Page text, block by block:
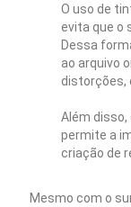
O uso de
evita que o
Dessa
ao arquivo
distorções,
Além
permite a
criação de
Mesmo com o